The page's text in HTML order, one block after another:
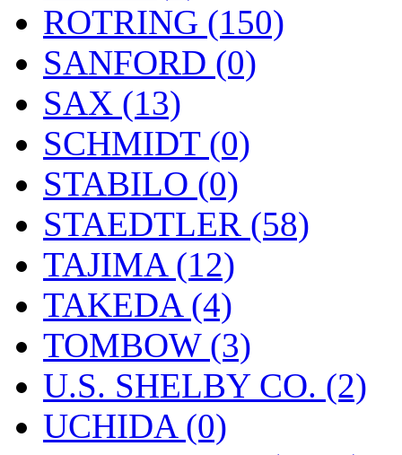
ROTRING (150)
SANFORD (0)
SAX (13)
SCHMIDT (0)
STABILO (0)
STAEDTLER (58)
TAJIMA (12)
TAKEDA (4)
TOMBOW (3)
U.S. SHELBY CO. (2)
UCHIDA (0)